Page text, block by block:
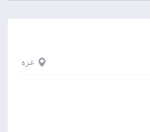
غزة